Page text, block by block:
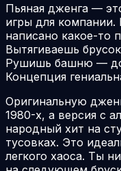
Пьяная дженга —
игры для
написано какое-то
Вытягиваешь
Рушишь башню —
Концепция
Оригинальную
1980-х, а версия с
народный хит на
тусовках. Это
легкого хаоса. Ты